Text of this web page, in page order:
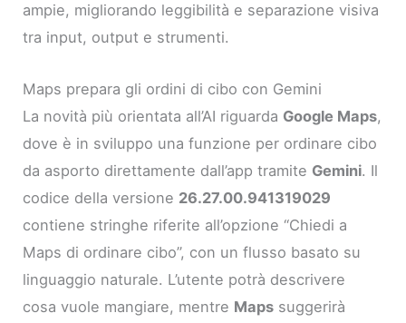
ampie, migliorando leggibilità e separazione visiva
tra input, output e strumenti.
Maps prepara gli ordini di cibo con Gemini
La novità più orientata all’AI riguarda Google Maps,
dove è in sviluppo una funzione per ordinare cibo
da asporto direttamente dall’app tramite Gemini. Il
codice della versione 26.27.00.941319029
contiene stringhe riferite all’opzione “Chiedi a
Maps di ordinare cibo”, con un flusso basato su
linguaggio naturale. L’utente potrà descrivere
cosa vuole mangiare, mentre Maps suggerirà